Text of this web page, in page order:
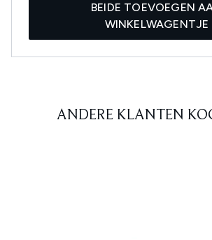
BEIDE TOEVOEGEN
WINKELWAGENTJE
ANDERE KLANTEN